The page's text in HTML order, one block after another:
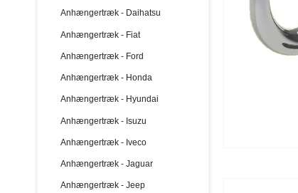
Anhængertræk - Daihatsu
Anhængertræk - Fiat
Anhængertræk - Ford
Anhængertræk - Honda
Anhængertræk - Hyundai
Anhængertræk - Isuzu
Anhængertræk - Iveco
Anhængertræk - Jaguar
Anhængertræk - Jeep